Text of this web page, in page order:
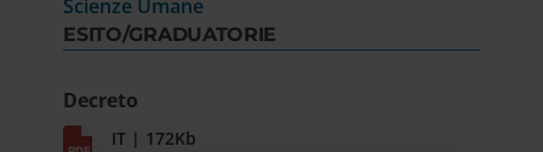
Scienze Umane
ESITO/GRADUATORIE
Decreto
IT | 172Kb